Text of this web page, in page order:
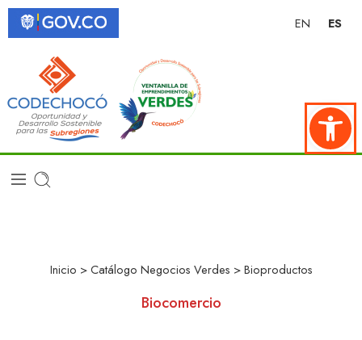
Abrir
Inicio >Catálogo Negocios Verdes >Bioproductos
Biocomercio
EN ES